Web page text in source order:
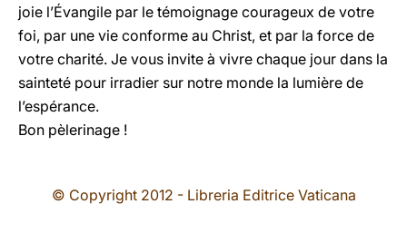
joie l’Évangile par le témoignage courageux de votre
foi, par une vie conforme au Christ, et par la force de
votre charité. Je vous invite à vivre chaque jour dans la
sainteté pour irradier sur notre monde la lumière de
l’espérance.
Bon pèlerinage !
© Copyright 2012 - Libreria Editrice Vaticana